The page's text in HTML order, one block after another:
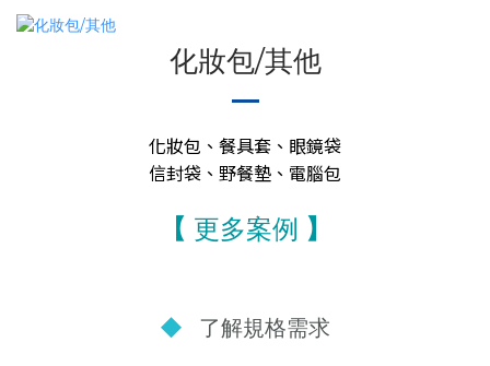
化妝包/其他
化妝包、餐具套、眼鏡袋
信封袋、野餐墊、電腦包
【 更多案例 】
◆ 了解規格需求